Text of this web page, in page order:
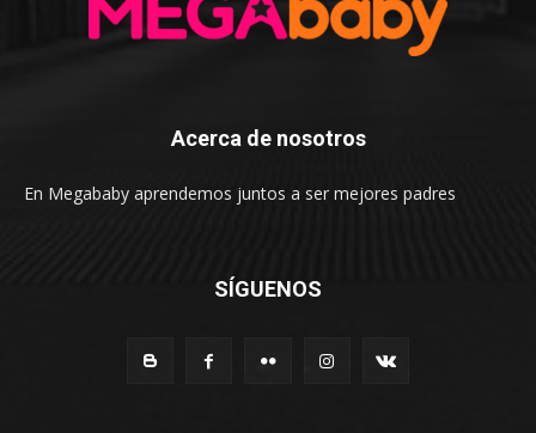
Acerca de nosotros
En Megababy aprendemos juntos a ser mejores padres
SÍGUENOS